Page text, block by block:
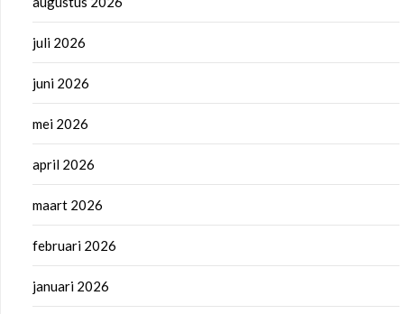
juli 2026
juni 2026
mei 2026
april 2026
maart 2026
februari 2026
januari 2026